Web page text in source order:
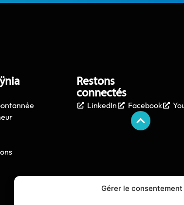
Gérer le consentement
Restons
connectés
LinkedIn Facebook